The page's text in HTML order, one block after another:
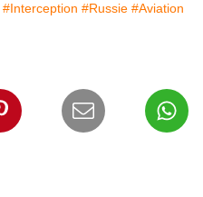
#Interception #Russie #Aviation